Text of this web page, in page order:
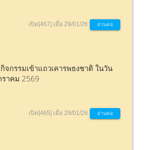
เปิด[467] เมื่อ 29/01/26 อ่านต่อ
จกรรมเข้าแถวเคารพธงชาติ ในวัน
าคม 2569
เปิด[465] เมื่อ 29/01/26 อ่านต่อ